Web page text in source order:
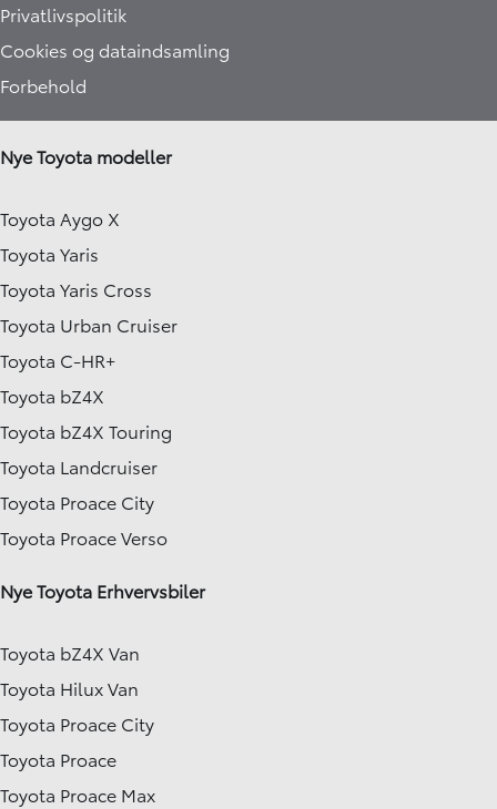
Privatlivspolitik
Cookies og dataindsamling
Forbehold
Nye Toyota modeller
Toyota Aygo X
Toyota Yaris
Toyota Yaris Cross
Toyota Urban Cruiser
Toyota C-HR+
Toyota bZ4X
Toyota bZ4X Touring
Toyota Landcruiser
Toyota Proace City
Toyota Proace Verso
Nye Toyota Erhvervsbiler
Toyota bZ4X Van
Toyota Hilux Van
Toyota Proace City
Toyota Proace
Toyota Proace Max